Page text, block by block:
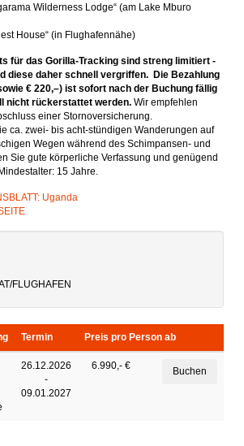
Wilderness Lodge“ (am Lake Mburo
House“ (in Flughafennähe)
für das Gorilla-Tracking sind streng limitiert -
diese daher schnell vergriffen. Die Bezahlung
€ 220,–) ist sofort nach der Buchung fällig
nicht rückerstattet werden. Wir empfehlen
einer Stornoversicherung.
ca. zwei- bis acht-stündigen Wanderungen auf
Wegen während des Schimpansen- und
Sie gute körperliche Verfassung und genügend
15 Jahre.
Uganda
FLUGHAFEN
Termin Preis pro Person ab
26.12.2026
-
09.01.2027
6.990,- €